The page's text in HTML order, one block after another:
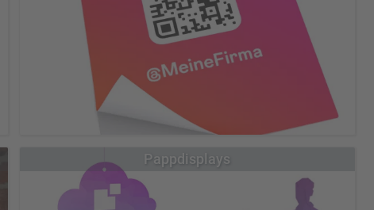
Übersicht Platten & Schilder
Hartschaumplatten Aluverbundplatte
Plexiglas
Wellpappe
Wabenpappe
Displaykarton
Sperrholzplatte
Unsere permanent haftenden Folien gibt es in verschiedenen
Materialien und Oberflächen
Pappdisplays